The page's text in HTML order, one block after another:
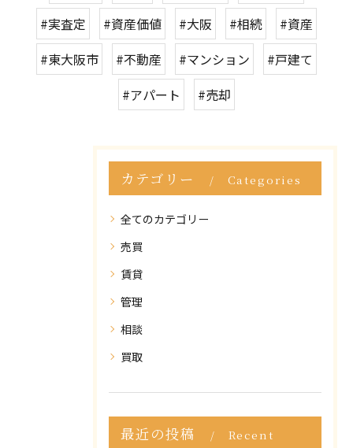
#実査定
#資産価値 #大阪 #相続
#資産
#東大阪市
#不動産 #マンション
#戸建て
#アパート
#売却
カテゴリー Categories
全てのカテゴリー
売買
賃貸
管理
相談
買取
最近の投稿
Recent